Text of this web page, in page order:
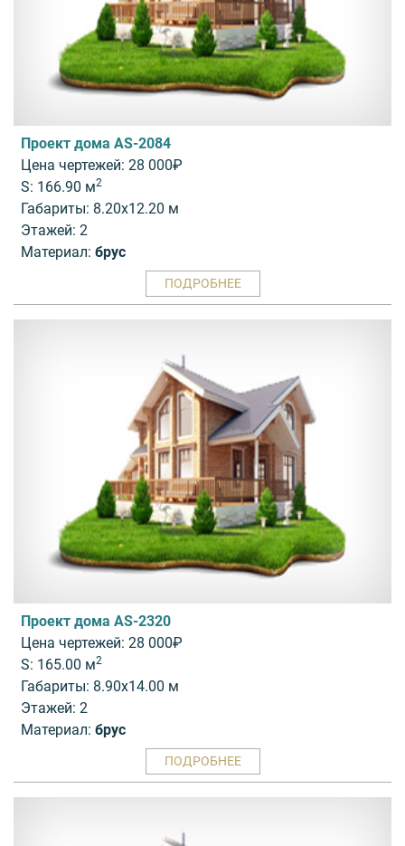
Проект дома AS-2084
Цена чертежей: 28 000₽
S: 166.90 м2
Габариты: 8.20x12.20 м
Этажей: 2
Материал: брус
ПОДРОБНЕЕ
Проект дома AS-2320
Цена чертежей: 28 000₽
S: 165.00 м2
Габариты: 8.90x14.00 м
Этажей: 2
Материал: брус
ПОДРОБНЕЕ